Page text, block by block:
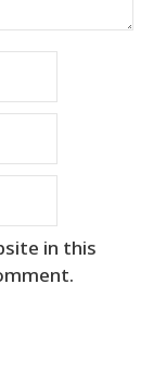
in this